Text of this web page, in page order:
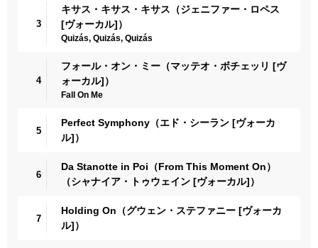
3
キサス・キサス・キサス（ジェニファー・ロペス
[ヴォーカル]）
Quizás, Quizás, Quizás
4
フォール・オン・ミー（マッテオ・ボチェッリ [ヴ
ォーカル]）
Fall On Me
5
Perfect Symphony（エド・シーラン [ヴォーカ
ル]）
6
Da Stanotte in Poi（From This Moment On）
（シャナイア・トゥウェイン [ヴォーカル]）
7
Holding On（グウェン・ステファニー [ヴォーカ
ル]）